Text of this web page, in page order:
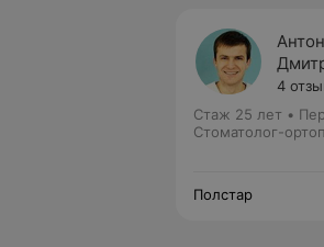
4
Стаж 25 лет •
Стоматолог-
Полстар